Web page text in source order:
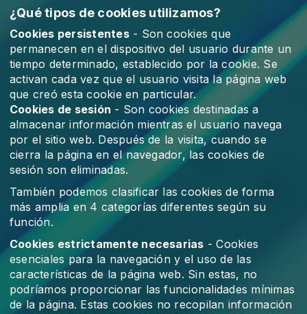
¿Qué tipos de cookies utilizamos?
Cookies persistentes- Son cookies que
permanecen en el dispositivo del usuario durante un
tiempo determinado, establecido por la cookie. Se
activan cada vez que el usuario visita la página web
que creó esta cookie en particular.
Cookies de sesión - Son cookies destinadas a
almacenar información mientras el usuario navega
por el sitio web. Después de la visita, cuando se
cierra la página en el navegador, las cookies de
sesión son eliminadas.
También podemos clasificar las cookies de forma
más amplia en 4 categorías diferentes según su
función.
Cookies estrictamente necesarias - Cookies
esenciales para la navegación y el uso de las
características de la página web. Sin estas, no
podríamos proporcionar las funcionalidades mínimas
de la página. Estas cookies no recopilan información